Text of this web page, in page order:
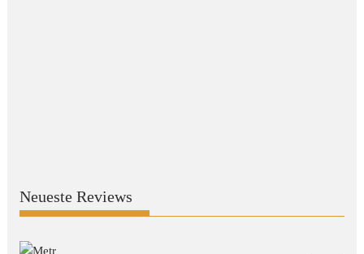
Neueste Reviews